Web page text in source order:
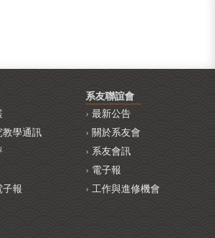
教學通訊
子報
系友聯誼會
最新公告
關於系友會
系友會訊
電子報
工作與進修機會